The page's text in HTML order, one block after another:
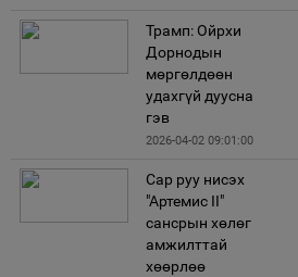
Трамп: Ойрхи
Дорнодын
мөргөлдөөн
удахгүй дуусна
гэв
2026-04-02 09:01:00
Сар руу нисэх
"Артемис II"
сансрын хөлөг
амжилттай
хөөрлөө